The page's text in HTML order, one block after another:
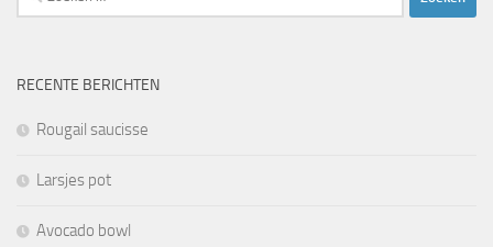
naar:
RECENTE BERICHTEN
Rougail saucisse
Larsjes pot
Avocado bowl